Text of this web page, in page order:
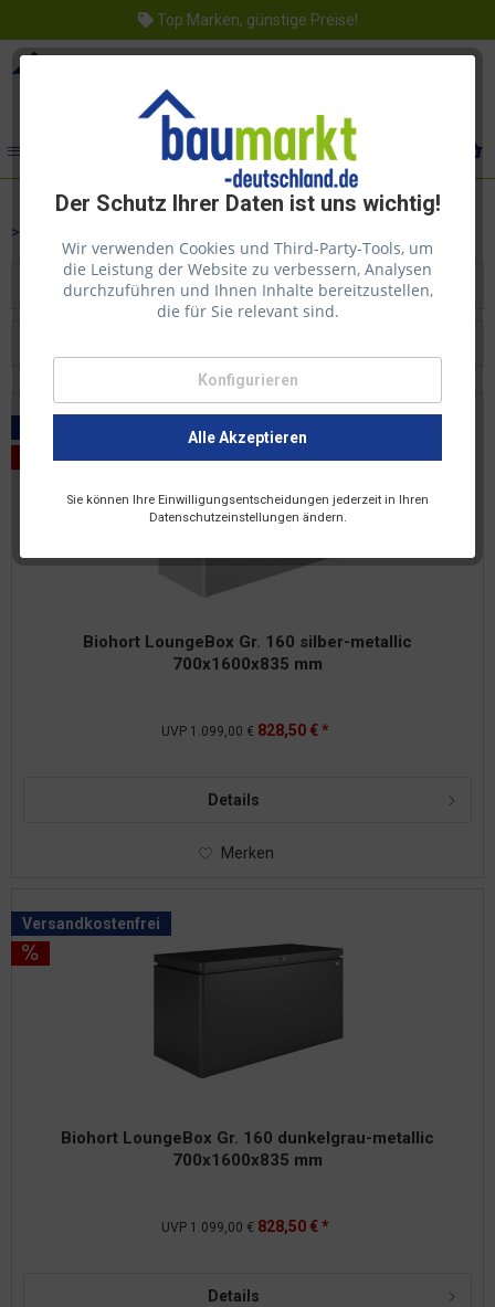
Top Marken, günstige Preise!
Der Schutz Ihrer Daten ist uns wichtig!
Wir verwenden Cookies und Third-Party-Tools, um
die Leistung der Website zu verbessern, Analysen
durchzuführen und Ihnen Inhalte bereitzustellen,
die für Sie relevant sind.
Konfigurieren
Alle Akzeptieren
Sie können Ihre Einwilligungsentscheidungen jederzeit in Ihren
Datenschutzeinstellungen ändern.
>> Weiterlesen
Filtern
Biohort LoungeBox Gr. 160 silber-metallic
700x1600x835 mm
UVP 1.099,00 € 828,50 € *
Details
Merken
Versandkostenfrei
Biohort LoungeBox Gr. 160 dunkelgrau-metallic
700x1600x835 mm
UVP 1.099,00 € 828,50 € *
Details